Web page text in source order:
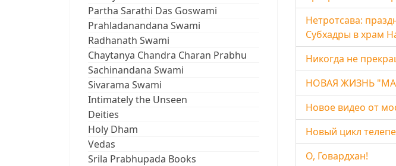
Partha Sarathi Das Goswami
Prahladanandana Swami
Radhanath Swami
Chaytanya Chandra Charan Prabhu
Sachinandana Swami
Sivarama Swami
Intimately the Unseen
Deities
Holy Dham
Vedas
Srila Prabhupada Books
Нетротсава:
Субхадры в храм
Никогда не
НОВАЯ ЖИЗНЬ
Новое видео от
Новый цикл
О, Говардхан!